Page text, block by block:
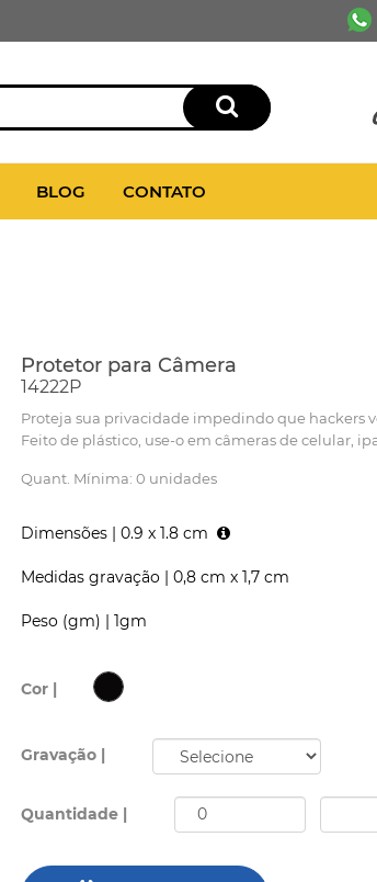
BLOG CONTATO
Protetor para Câmera
14222P
Proteja sua privacidade impedindo que hackers
Feito de plástico, use-o em câmeras de celular,
Quant. Mínima: 0 unidades
Dimensões | 0.9 x 1.8 cm
Medidas gravação | 0,8 cm x 1,7 cm
Peso (gm) | 1gm
Cor |
Gravação |
Quantidade |